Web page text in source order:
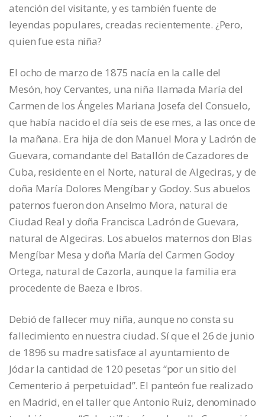
atención del visitante, y es también fuente de
leyendas populares, creadas recientemente. ¿Pero,
quien fue esta niña?
El ocho de marzo de 1875 nacía en la calle del
Mesón, hoy Cervantes, una niña llamada María del
Carmen de los Ángeles Mariana Josefa del Consuelo,
que había nacido el día seis de ese mes, a las once de
la mañana. Era hija de don Manuel Mora y Ladrón de
Guevara, comandante del Batallón de Cazadores de
Cuba, residente en el Norte, natural de Algeciras, y de
doña María Dolores Mengíbar y Godoy. Sus abuelos
paternos fueron don Anselmo Mora, natural de
Ciudad Real y doña Francisca Ladrón de Guevara,
natural de Algeciras. Los abuelos maternos don Blas
Mengíbar Mesa y doña María del Carmen Godoy
Ortega, natural de Cazorla, aunque la familia era
procedente de Baeza e Ibros.
Debió de fallecer muy niña, aunque no consta su
fallecimiento en nuestra ciudad. Sí que el 26 de junio
de 1896 su madre satisface al ayuntamiento de
Jódar la cantidad de 120 pesetas “por un sitio del
Cementerio á perpetuidad”. El panteón fue realizado
en Madrid, en el taller que Antonio Ruiz, denominado